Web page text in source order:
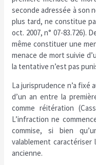
seconde adressée à son
plus tard, ne constitue
oct. 2007, n° 07-83.726).
même constituer une
menace de mort suivie
la tentative n’est pas
La jurisprudence n’a fixé
d’un an entre la
comme réitération
L’infraction ne
commise, si bien
valablement
ancienne.